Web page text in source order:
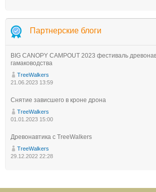
Партнерские блоги
BIG CANOPY CAMPOUT 2023 фестиваль
гамаководства
TreeWalkers
21.06.2023 13:59
Снятие зависшего в кроне дрона
TreeWalkers
01.01.2023 15:00
Древонавтика с TreeWalkers
TreeWalkers
29.12.2022 22:28